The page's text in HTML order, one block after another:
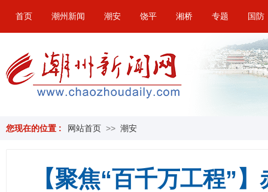
首页 潮州新闻 潮安 饶平 湘桥 专题 国防
您现在的位置 : 网站首页 >> 潮安
【聚焦“百千万工程”